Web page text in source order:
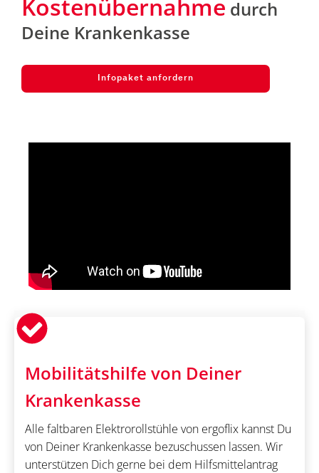
Kostenübernahme durch
Deine Krankenkasse
Infopaket anfordern
Mobilitätshilfe von Deiner
Krankenkasse
Alle faltbaren Elektrorollstühle von ergoflix kannst Du
von Deiner Krankenkasse bezuschussen lassen. Wir
unterstützen Dich gerne bei dem Hilfsmittelantrag